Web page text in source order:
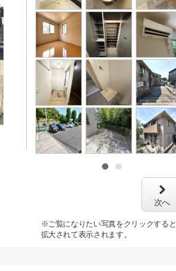
次へ
※ご覧になりたい写真をクリックすると
拡大されて表示されます。